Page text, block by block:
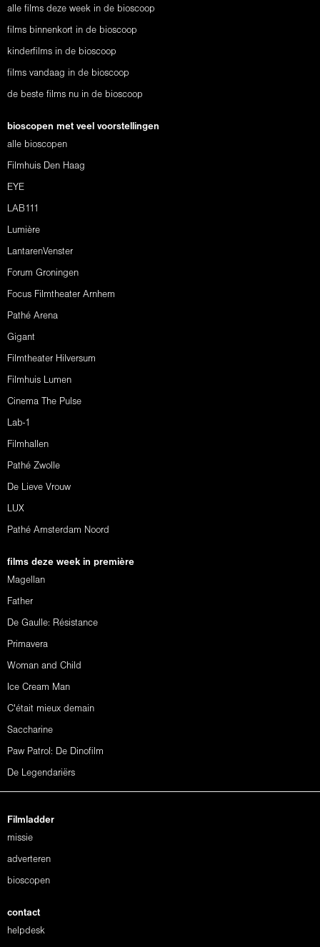
alle films deze week in de bioscoop
films binnenkort in de bioscoop
kinderfilms in de bioscoop
films vandaag in de bioscoop
de beste films nu in de bioscoop
bioscopen met veel voorstellingen
alle bioscopen
Filmhuis Den Haag
EYE
LAB111
Lumière
LantarenVenster
Forum Groningen
Focus Filmtheater Arnhem
Pathé Arena
Gigant
Filmtheater Hilversum
Filmhuis Lumen
Cinema The Pulse
Lab-1
Filmhallen
Pathé Zwolle
De Lieve Vrouw
LUX
Pathé Amsterdam Noord
films deze week in première
Magellan
Father
De Gaulle: Résistance
Primavera
Woman and Child
Ice Cream Man
C'était mieux demain
Saccharine
Paw Patrol: De Dinofilm
De Legendariërs
Filmladder
missie
adverteren
bioscopen
contact
helpdesk